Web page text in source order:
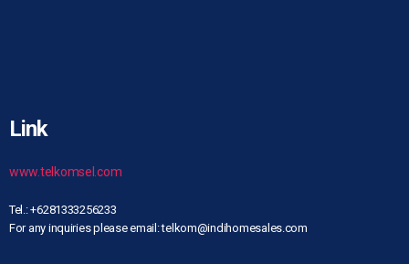
Link
www.telkomsel.com
Tel.: +6281333256233
For any inquiries please email: telkom@indihomesales.com